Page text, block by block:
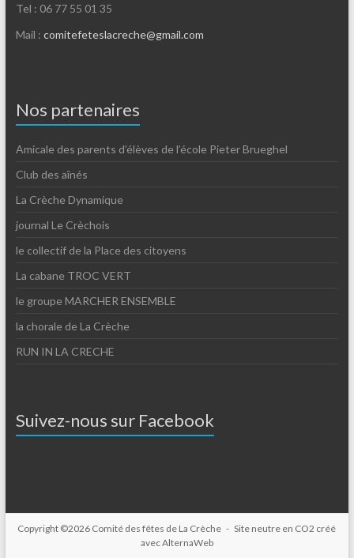
Tel : 06 77 55 01 35
Mail : comitefeteslacreche@gmail.com
Nos partenaires
Amicale des parents d’élèves de l’école Pieter Brueghel
Club des aînés
La Crèche Dynamique
journal Le Crèchois
le collectif de la Place des citoyens
La cabane TROC VERT
le groupe MARCHER ENSEMBLE
la chorale de La Crèche
RUN IN LA CRECHE
Suivez-nous sur Facebook
Copyright ©2026 Comité des fêtes de La Crèche - Site neutre en CO2 créé
avecAlternaWeb